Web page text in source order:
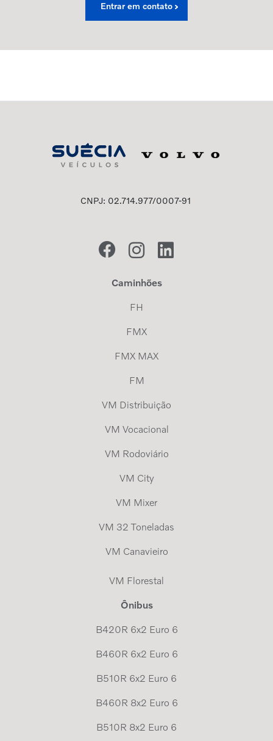
Entrar em contato
CNPJ: 02.714.977/0007-91
Caminhões
FH
FMX
FMX MAX
FM
VM Distribuição
VM Vocacional
VM Rodoviário
VM City
VM Mixer
VM 32 Toneladas
VM Canavieiro
VM Florestal
Ônibus
B420R 6x2 Euro 6
B460R 6x2 Euro 6
B510R 6x2 Euro 6
B460R 8x2 Euro 6
B510R 8x2 Euro 6